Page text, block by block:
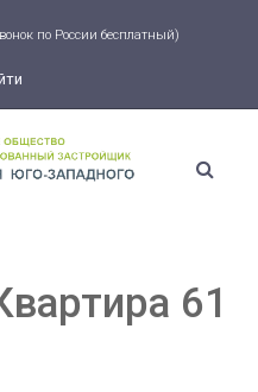
по России бесплатный)
61